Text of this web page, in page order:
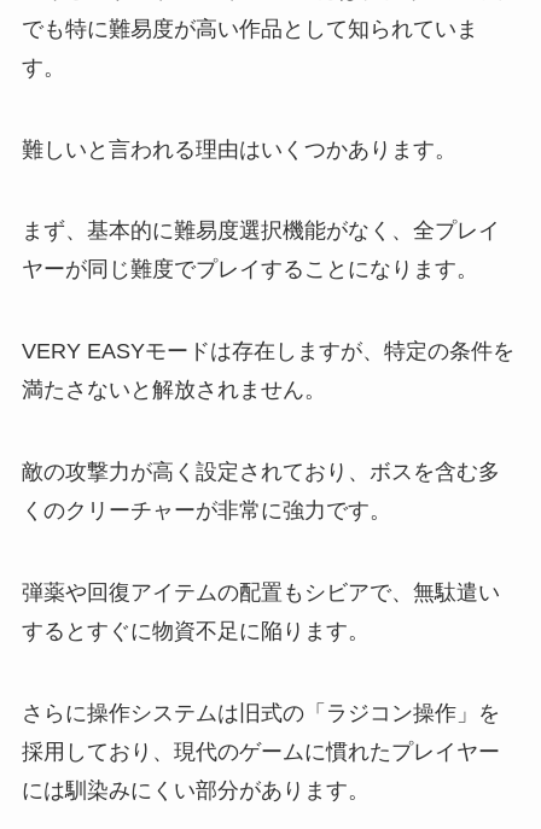
でも特に難易度が高い作品として知られていま
す。
難しいと言われる理由はいくつかあります。
まず、基本的に難易度選択機能がなく、全プレイ
ヤーが同じ難度でプレイすることになります。
VERY EASYモードは存在しますが、特定の条件を
満たさないと解放されません。
敵の攻撃力が高く設定されており、ボスを含む多
くのクリーチャーが非常に強力です。
弾薬や回復アイテムの配置もシビアで、無駄遣い
するとすぐに物資不足に陥ります。
さらに操作システムは旧式の「ラジコン操作」を
採用しており、現代のゲームに慣れたプレイヤー
には馴染みにくい部分があります。